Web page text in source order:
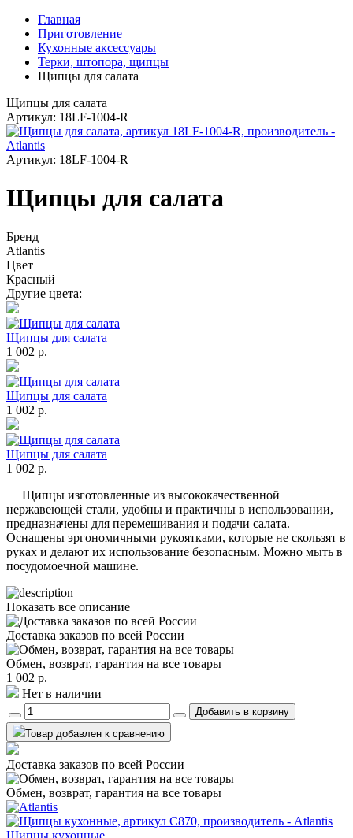
Главная
Приготовление
Кухонные аксессуары
Терки, штопора, щипцы
Щипцы для салата
Щипцы для салата
Артикул: 18LF-1004-R
Артикул: 18LF-1004-R
Щипцы для салата
Бренд
Atlantis
Цвет
Красный
Другие цвета:
Щипцы для салата
1 002 р.
Щипцы для салата
1 002 р.
Щипцы для салата
1 002 р.
Щипцы изготовленные из высококачественной
нержавеющей стали, удобны и практичны в использовании,
предназначены для перемешивания и подачи салата.
Оснащены эргономичными рукоятками, которые не скользят в
руках и делают их использование безопасным. Можно мыть в
посудомоечной машине.
Показать все описание
Доставка заказов по всей России
Обмен, возврат, гарантия на все товары
1 002 р.
Нет в наличии
Добавить в корзину
Товар добавлен к сравнению
Доставка заказов по всей России
Обмен, возврат, гарантия на все товары
Щипцы кухонные